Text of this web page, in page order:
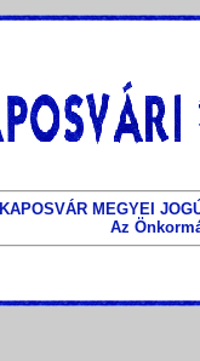
KAPOSVÁR MEGYEI
Az